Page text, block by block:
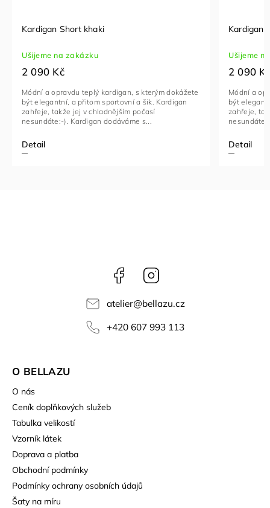
Kardigan Short khaki
Ušijeme na zakázku
2 090 Kč
Detail
Módní a opravdu teplý kardigan, s kterým dokážete
být elegantní, a přitom sportovní a šik. Kardigan
zahřeje, takže jej v chladnějším počasí
nesundáte:-). Kardigan dodáváme s...
Kardigan
Ušijeme
2 090
Detail
Módní a
být
zahřeje,
Facebook
atelier@bellazu.cz
+420 607 993 113
O BELLAZU
O nás
Ceník doplňkových služeb
Tabulka velikostí
Vzorník látek
Doprava a platba
Obchodní podmínky
Podmínky ochrany osobních údajů
Šaty na míru